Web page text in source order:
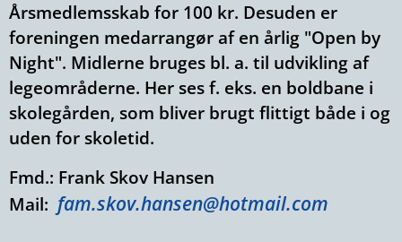
Årsmedlemsskab for 100 kr. Desuden er
foreningen medarrangør af en årlig "Open by
Night". Midlerne bruges bl. a. til udvikling af
legeområderne. Her ses f. eks. en boldbane i
skolegården, som bliver brugt flittigt både i og
uden for skoletid.
Fmd.: Frank Skov Hansen
Mail: fam.skov.hansen@hotmail.com